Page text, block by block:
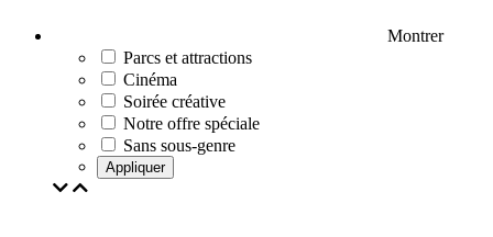
Montrer
Parcs et attractions
Cinéma
Soirée créative
Notre offre spéciale
Sans sous-genre
Appliquer